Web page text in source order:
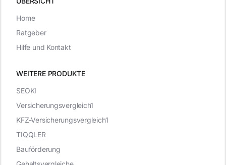
WEITERE PRODUKTE
SEOKI
Versicherungsvergleich1
KFZ-Versicherungsvergleich1
TIQQLER
Bauförderung
Home
Ratgeber
Hilfe und Kontakt